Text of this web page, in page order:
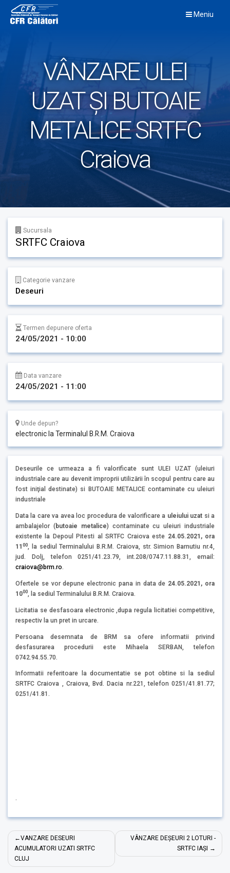
content
Meniu
VÂNZARE ULEI
UZAT ȘI BUTOAIE
METALICE SRTFC
Craiova
Sucursala
SRTFC Craiova
Categorie vanzare
Deseuri
Termen depunere oferta
24/05/2021 - 10:00
Data vanzare
24/05/2021 - 11:00
Unde depun?
electronic la Terminalul B.R.M. Craiova
Deseurile ce urmeaza a fi valorificate sunt ULEI UZAT (uleiuri
industriale care au devenit improprii utilizării în scopul pentru care au
fost iniţial destinate) si BUTOAIE METALICE contaminate cu uleiuri
industriale
Data la care va avea loc procedura de valorificare a uleiului uzat si a
ambalajelor (butoaie metalice) contaminate cu uleiuri industriale
existente la Depoul Pitesti al SRTFC Craiova este 24.05.2021, ora
11 00, la sediul Terminalului B.R.M. Craiova, str. Simion Barnutiu nr.4,
jud. Dolj, telefon 0251/41.23.79, int.208/0747.11.88.31, email:
craiova@brm.ro.
Ofertele se vor depune electronic pana in data de 24.05.2021, ora
1000, la sediul Terminalului B.R.M. Craiova.
Licitatia se desfasoara electronic ,dupa regula licitatiei competitive,
respectiv la un pret in urcare.
Persoana desemnata de BRM sa ofere informatii privind
desfasurarea procedurii este Mihaela SERBAN, telefon
0742.94.55.70.
Informatii referitoare la documentatie se pot obtine si la sediul
SRTFC Craiova , Craiova, Bvd. Dacia nr.221, telefon 0251/41.81.77;
0251/41.81.
.
Navigare
în
articole
VANZARE DESEURI
ACUMULATORI UZATI SRTFC
CLUJ
VÂNZARE DEȘEURI 2 LOTURI -
SRTFC IAȘI